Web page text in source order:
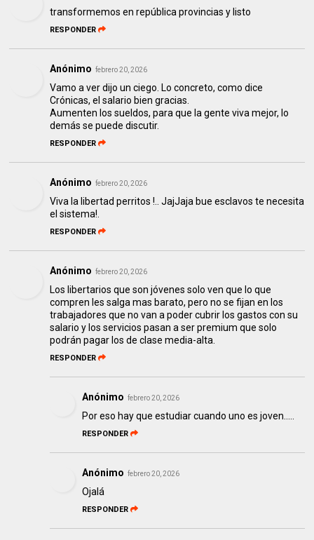
transformemos en república provincias y listo
RESPONDER
Anónimo febrero 20, 2026
Vamo a ver dijo un ciego. Lo concreto, como dice
Crónicas, el salario bien gracias.
Aumenten los sueldos, para que la gente viva mejor, lo
demás se puede discutir.
RESPONDER
Anónimo febrero 20, 2026
Viva la libertad perritos !.. JajJaja bue esclavos te necesita
el sistema!.
RESPONDER
Anónimo febrero 20, 2026
Los libertarios que son jóvenes solo ven que lo que
compren les salga mas barato, pero no se fijan en los
trabajadores que no van a poder cubrir los gastos con su
salario y los servicios pasan a ser premium que solo
podrán pagar los de clase media-alta.
RESPONDER
Anónimo febrero 20, 2026
Por eso hay que estudiar cuando uno es joven.....
RESPONDER
Anónimo febrero 20, 2026
Ojalá
RESPONDER